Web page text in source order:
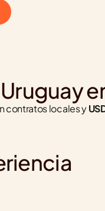
contratos locales y